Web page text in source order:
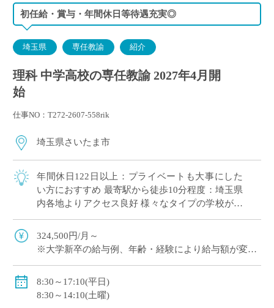
初任給・賞与・年間休日等待遇充実◎
埼玉県 専任教諭 紹介
理科 中学高校の専任教諭 2027年4月開
始
仕事NO：T272-2607-558rik
埼玉県さいたま市
年間休日122日以上：プライベートも大事にした
い方におすすめ 最寄駅から徒歩10分程度：埼玉県
内各地よりアクセス良好 様々なタイプの学校があ
ります！
324,500円/月～
※大学新卒の給与例、年齢・経験により給与額が変動
交通費別途支給
私学共済加入
賞与・昇給あり
8:30～17:10(平日)
8:30～14:10(土曜)